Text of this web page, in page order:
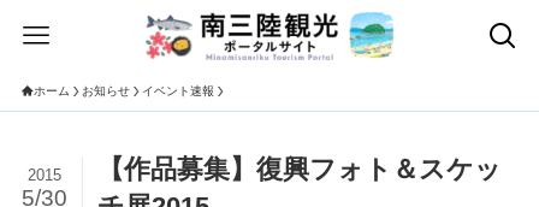
ホーム お知らせ イベント速報
【作品募集】復興フォト＆スケッ
2015
5/30